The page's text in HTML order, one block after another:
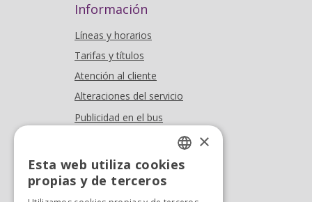
Información
Líneas y horarios
Tarifas y títulos
Atención al cliente
Alteraciones del servicio
Publicidad en el bus
Oficina At. al cliente
Tel. +34 976 900 085
SPANISH
×
Esta web utiliza cookies
propias y de terceros